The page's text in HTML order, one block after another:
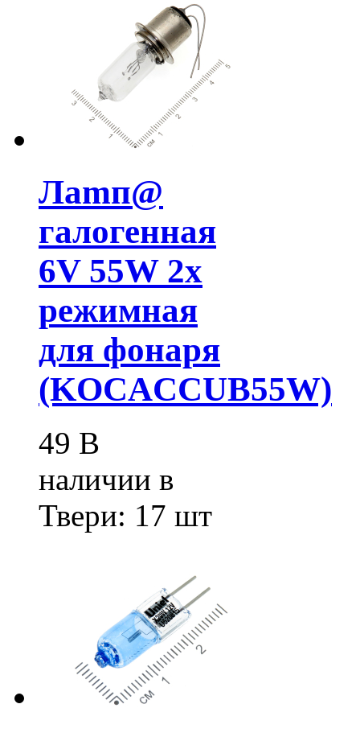
Лamп@
галогенная
6V 55W 2х
режимная
для фонаря
(KOCACCUB55W)
49 В
наличии в
Твери: 17 шт